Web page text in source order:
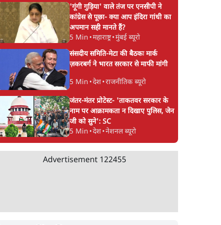
'गूंगी गुड़िया' वाले तंज पर एनसीपी ने
कांग्रेस से पूछा- क्या आप इंदिरा गांधी का
अपमान सही मानते हैं?
5 Min •महाराष्ट्र•मुंबई ब्यूरो
संसदीय समिति-मेटा की बैठकः मार्क
ज़करबर्ग ने भारत सरकार से माफी मांगी
5 Min •देश•राजनीतिक ब्यूरो
जंतर-मंतर प्रोटेस्ट- 'ताकतवर सरकार के
नाम पर आक्रामकता न दिखाए पुलिस, जेन
जी को सुने': SC
5 Min •देश•नेशनल ब्यूरो
Advertisement 122455